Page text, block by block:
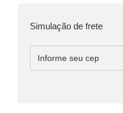
Simulação de frete